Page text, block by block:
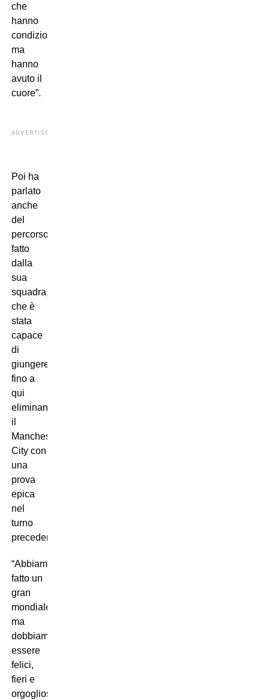
che
hanno
condizionato,
ma
hanno
avuto il
cuore”.
ADVERTISEMENT
Poi ha
parlato
anche
del
percorso
fatto
dalla
sua
squadra,
che è
stata
capace
di
giungere
fino a
qui
eliminando
il
Manchester
City con
una
prova
epica
nel
turno
precedente:
“Abbiamo
fatto un
gran
mondiale,
ma
dobbiamo
essere
felici,
fieri e
orgogliosi.